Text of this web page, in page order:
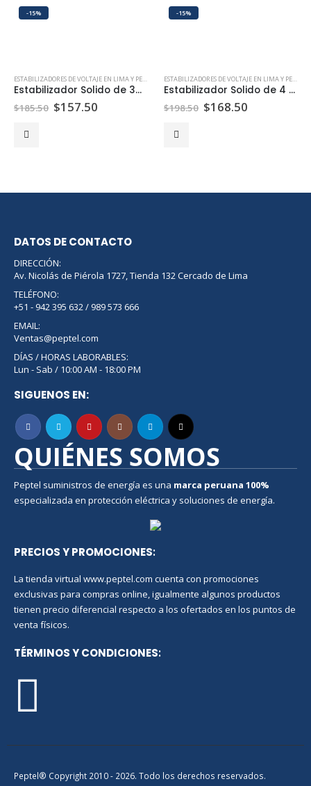
-15%
ESTABILIZADORES DE VOLTAJE EN LIMA Y PERÚ | PEPTEL
Estabilizador Solido de 3KVA 3000W
$185.50 $157.50
-15%
ESTABILIZADORES DE VOLTAJE EN LIMA Y PERÚ | PEPTEL
Estabilizador Solido de 4 KVA 4000W 220V
$198.50 $168.50
DATOS DE CONTACTO
DIRECCIÓN:
Av. Nicolás de Piérola 1727, Tienda 132 Cercado de Lima
TELÉFONO:
+51 - 942 395 632 / 989 573 666
EMAIL:
Ventas@peptel.com
DÍAS / HORAS LABORABLES:
Lun - Sab / 10:00 AM - 18:00 PM
SIGUENOS EN:
QUIÉNES SOMOS
Peptel suministros de energía es una marca peruana 100%
especializada en protección eléctrica y soluciones de energía.
PRECIOS Y PROMOCIONES:
La tienda virtual www.peptel.com cuenta con promociones
exclusivas para compras online, igualmente algunos productos
tienen precio diferencial respecto a los ofertados en los puntos de
venta físicos.
TÉRMINOS Y CONDICIONES:
Peptel® Copyright 2010 - 2026. Todo los derechos reservados.